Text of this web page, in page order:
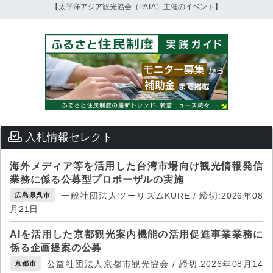
【太平洋アジア観光協会（PATA）主催のイベント】
入札情報セレクト
海外メディア等を活用した台湾市場向け観光情報発信
業務に係る公募型プロポーザルの実施
広島県呉市
一般社団法人ツーリズムKURE / 締切:2026年08
月21日
AIを活用した京都観光案内機能の活用促進事業業務に
係る企画提案の公募
京都市
公益社団法人京都市観光協会 / 締切:2026年08月14